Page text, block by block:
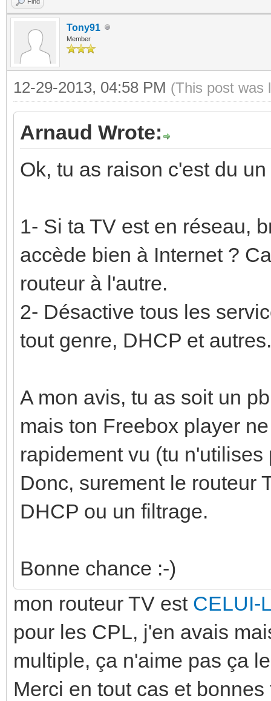
Tony91
Member
12-29-2013, 04:58 PM (This post was
Arnaud Wrote:
Ok, tu as raison c'est du
1- Si ta TV est en réseau,
accède bien à Internet ?
routeur à l'autre.
2- Désactive tous les
tout genre, DHCP et
A mon avis, tu as soit un
mais ton Freebox player
rapidement vu (tu
Donc, surement le routeur
DHCP ou un filtrage.
Bonne chance :-)
mon routeur TV est CELUI-
pour les CPL, j'en avais
multiple, ça n'aime pas ça
Merci en tout cas et